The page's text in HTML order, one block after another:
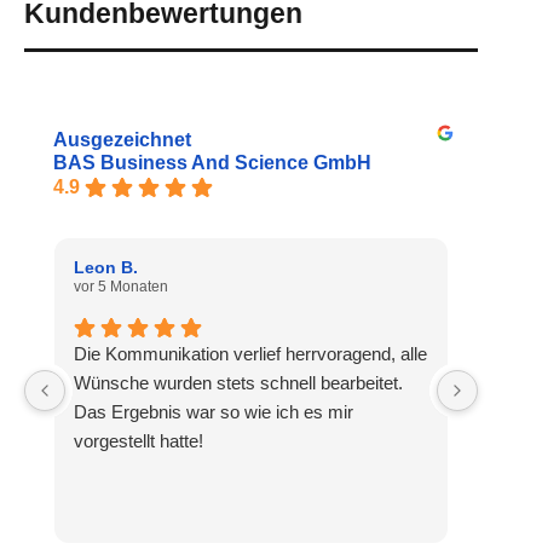
Kundenbewertungen
Ausgezeichnet
BAS Business And Science GmbH
4.9
Leon B.
vor 5 Monaten
Die Kommunikation verlief herrvoragend, alle
Wünsche wurden stets schnell bearbeitet.
Das Ergebnis war so wie ich es mir
vorgestellt hatte!